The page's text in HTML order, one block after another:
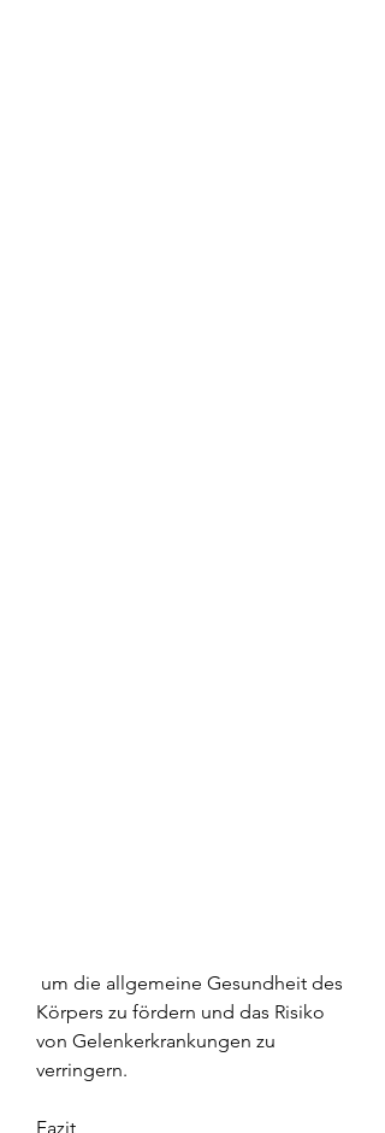
Körpers zu fördern und das Risiko
von Gelenkerkrankungen zu
verringern.
Fazit